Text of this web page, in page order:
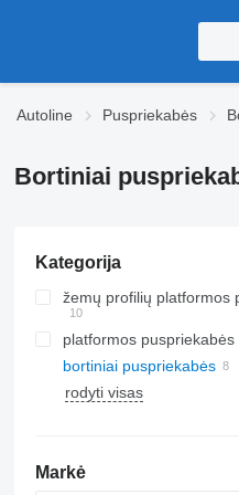
Autoline Puspriekabės
Bortiniai
Kategorija
žemų profilių platformos
platformos puspriekabės
bortiniai puspriekabės
rodyti visas
Markė